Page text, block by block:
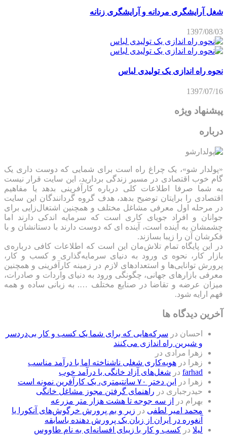
شغل آرایشگری مردانه و آرایشگری زنانه
1397/08/03
نحوه راه اندازی یک تولیدی لباس
1397/07/16
پیشنهاد ویژه
درباره
«پولدار شو»، یک چراغ راه است برای شمایی که دوست داری یک
گام خوب اقتصادی در مسیر زندگی بردارید، این سایت قرار نیست
به شما صرفا اطلاعات کلی درباره کارآفرینی بدهد یا مفاهیم
اقتصادی را برایتان توضیح بدهد، هدف گروه گردانندگان این سایت
در مرحله اول معرفی مشاغل مختلف و همچنین اشتغال‌زایی برای
جوانان و افراد جویای کاری است که سرمایه اندکی دارند اما
چشمشان به آینده است، آینده ای که دوست دارند با دستانشان و با
فکرشان آن را زیبا بسازند.
در این پایگاه تمام تلاش‌مان این است که ‌اطلاعات کافی درباره‌ی
بازار کار، نحوه ی ورود به دنیای سرمایه‌گذاری و کسب و کار،
پرورش توانایی‌ها و استعدادهای لازم در زمینه کارآفرینی و همچنین
معرفی بازارهای جهانی، چگونگی ورود به دنیای واردات و صادرات،
میزان عرضه و تقاضا در صنایع مختلف …. به زبانی ساده و همه
فهم ارایه شود.
آخرین دیدگاه ها
احسان در سرکه‌هایی که برای شما یک کسب و کار بی‌دردسر
و شیرین راه اندازی می‌کنند
زهرا مرادی در
زهرا
در هویه‌کاری شغلی ناشناخته اما با درآمد مناسب
farhad در شغل‌های آزاد خانگی با درآمد خوب
زهرا
در
این دختر ۷۰ سانتیمتری، یک کارآفرین نمونه است
حیدرجباری در راهنمای گرفتن مجوز مشاغل خانگی
بهرام در
از سه جوجه تا هشت هزار متر مزرعه
محمد امیر لطفی در زیر و بم پرورش خرگوش‌های آنکورا یا
آنغوره در ایران از زبان یک پرورش دهنده باسابقه
لیلا در کسب و کار با زیبای افسانه‌ای به نام طاووس